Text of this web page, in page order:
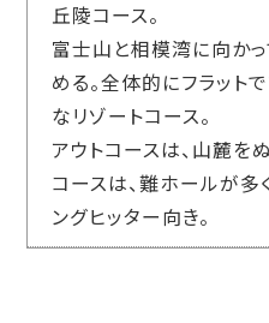
丘陵コース。
富士山と相模湾に向か
める。全体的にフラット
なリゾートコース。
アウトコースは、山麓を
コースは、難ホールが
ングヒッター向き。